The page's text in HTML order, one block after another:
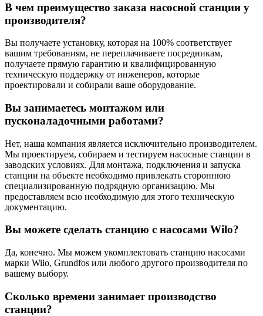
В чем преимущество заказа насосной станции у
производителя?
Вы получаете установку, которая на 100% соответствует
вашим требованиям, не переплачиваете посредникам,
получаете прямую гарантию и квалифицированную
техническую поддержку от инженеров, которые
проектировали и собирали ваше оборудование.
Вы занимаетесь монтажом или
пусконаладочными работами?
Нет, наша компания является исключительно производителем.
Мы проектируем, собираем и тестируем насосные станции в
заводских условиях. Для монтажа, подключения и запуска
станции на объекте необходимо привлекать стороннюю
специализированную подрядную организацию. Мы
предоставляем всю необходимую для этого техническую
документацию.
Вы можете сделать станцию с насосами Wilo?
Да, конечно. Мы можем укомплектовать станцию насосами
марки Wilo, Grundfos или любого другого производителя по
вашему выбору.
Сколько времени занимает производство
станции?